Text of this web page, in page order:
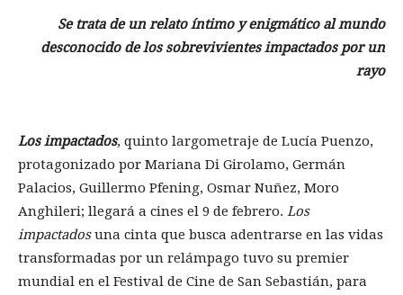
Se trata de un relato íntimo y enigmático al mundo
desconocido de los sobrevivientes impactados por un
rayo
Los impactados, quinto largometraje de Lucía Puenzo,
protagonizado por Mariana Di Girolamo, Germán
Palacios, Guillermo Pfening, Osmar Nuñez, Moro
Anghileri; llegará a cines el 9 de febrero. Los
impactadosuna cinta que busca adentrarse en las vidas
transformadas por un relámpago tuvo su premier
mundial en el Festival de Cine de San Sebastián, para